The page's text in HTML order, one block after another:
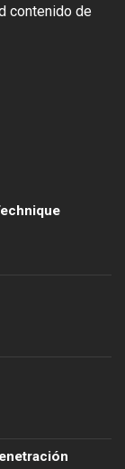
contenido de